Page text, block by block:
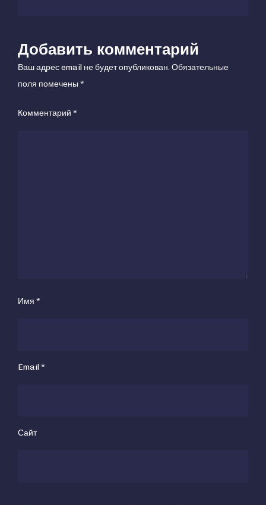
Добавить комментарий
Ваш адрес email не будет опубликован.Обязательные
поля помечены *
Комментарий *
Имя *
Email*
Сайт